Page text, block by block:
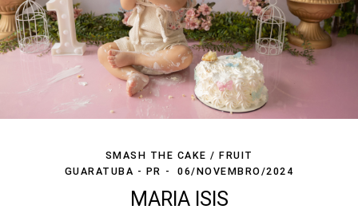
SMASH THE CAKE / FRUIT
GUARATUBA - PR
06/NOVEMBRO/2024
MARIA ISIS